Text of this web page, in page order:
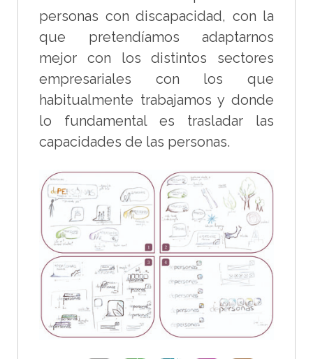
personas con discapacidad, con la
que pretendíamos adaptarnos
mejor con los distintos sectores
empresariales con los que
habitualmente trabajamos y donde
lo fundamental es trasladar las
capacidades de las personas.